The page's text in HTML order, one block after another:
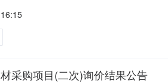
件，并于2025年1月8日9点30分（北京时
采购项目(二次)询价结果公告